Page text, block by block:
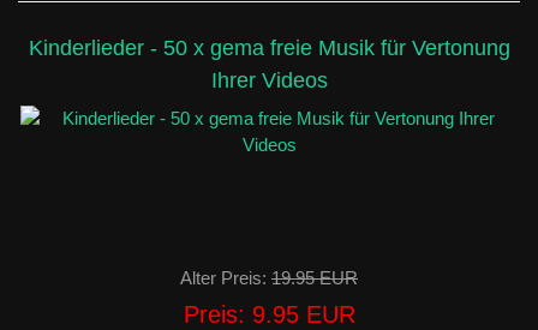
Kinderlieder - 50 x gema freie Musik für Vertonung
Ihrer Videos
Alter Preis: 19.95 EUR
Preis: 9.95 EUR